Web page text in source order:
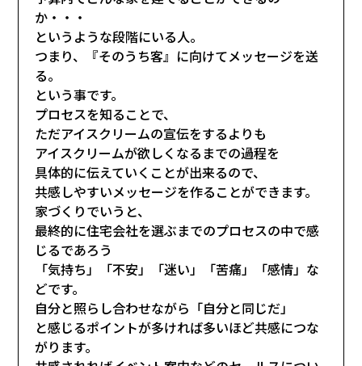
か・・・
というような段階にいる人。
つまり、『そのうち客』に向けてメッセージを送
る。
という事です。
プロセスを知ることで、
ただアイスクリームの宣伝をするよりも
アイスクリームが欲しくなるまでの過程を
具体的に伝えていくことが出来るので、
共感しやすいメッセージを作ることができます。
家づくりでいうと、
最終的に住宅会社を選ぶまでのプロセスの中で感
じるであろう
「気持ち」「不安」「迷い」「苦痛」「感情」な
どです。
自分と照らし合わせながら「自分と同じだ」
と感じるポイントが多ければ多いほど共感につな
がります。